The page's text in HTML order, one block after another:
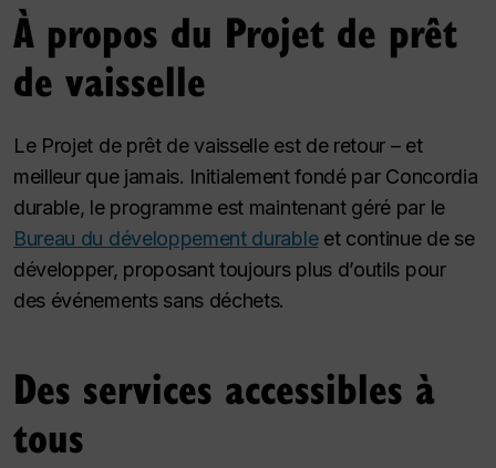
À propos du Projet de prêt
de vaisselle
Le Projet de prêt de vaisselle est de retour – et
meilleur que jamais. Initialement fondé par Concordia
durable, le programme est maintenant géré par le
Bureau du développement durableet continue de se
développer, proposant toujours plus d’outils pour
des événements sans déchets.
Des services accessibles à
tous